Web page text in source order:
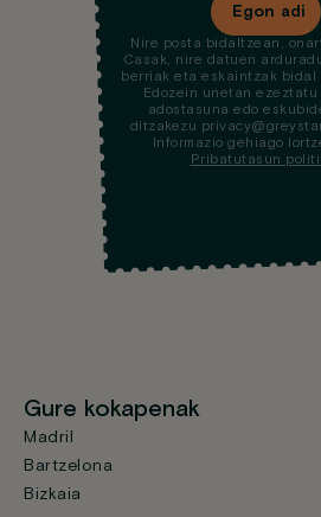
Egon adi
Nire posta bidaltzean,
Casak, nire datuen
berriak eta eskaintzak bidal
Edozein unetan ezeztatu
adostasuna edo
ditzakezu
Informazio gehiago
Pribatutasun
Gure kokapenak
Madril
Bartzelona
Bizkaia